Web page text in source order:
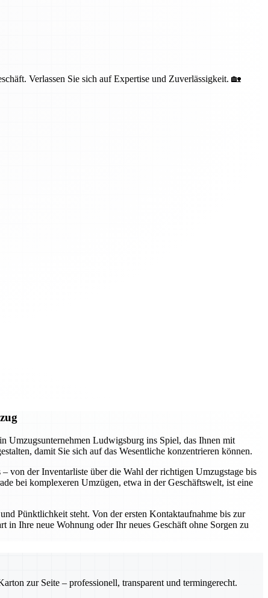
Verlassen Sie sich auf Expertise und Zuverlässigkeit. 🏡
Umzugsunternehmen Ludwigsburg ins Spiel, das Ihnen mit
damit Sie sich auf das Wesentliche konzentrieren können.
von der Inventarliste über die Wahl der richtigen Umzugstage bis
bei komplexeren Umzügen, etwa in der Geschäftswelt, ist eine
Pünktlichkeit steht. Von der ersten Kontaktaufnahme bis zur
in Ihre neue Wohnung oder Ihr neues Geschäft ohne Sorgen zu
zur Seite – professionell, transparent und termingerecht.